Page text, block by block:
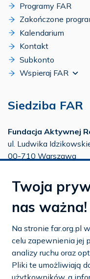
Programy FAR
Zakończone
Kalendarium
Kontakt
Subkonto
Wspieraj FAR
Siedziba FAR
Fundacja Aktywnej
ul. Ludwika
00-710 Warszawa
tel.:22 651 88 03
22 858 26 39
tel.:22 642 22 91
e-mail:info@far.org.pl
Twoja
nas ważna!
Na stronie far.org.pl
celu zapewnienia jej
analizy ruchu oraz
Pliki te umożliwiają
użytkowników, a